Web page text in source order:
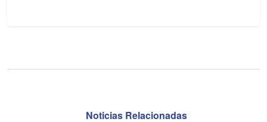
Noticias Relacionadas